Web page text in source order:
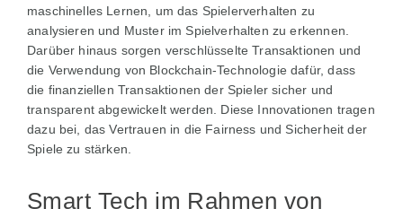
maschinelles Lernen, um das Spielerverhalten zu
analysieren und Muster im Spielverhalten zu erkennen.
Darüber hinaus sorgen verschlüsselte Transaktionen und
die Verwendung von Blockchain-Technologie dafür, dass
die finanziellen Transaktionen der Spieler sicher und
transparent abgewickelt werden. Diese Innovationen tragen
dazu bei, das Vertrauen in die Fairness und Sicherheit der
Spiele zu stärken.
Smart Tech im Rahmen von